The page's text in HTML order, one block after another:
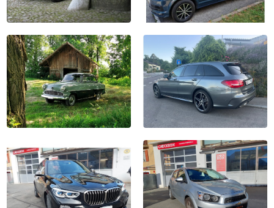
Citroën Traction Avant 11 ..
1954, 87'300 km
CHF 19'900
VW T6 California Beach
2017, 95'500 km
CHF 44'900
Opel Olympia Rekord
1956, 94'500 km
CHF 24'500
Mercedes-Benz C 180 AMG
Paket
2016, 98'000 km
CHF 19'500